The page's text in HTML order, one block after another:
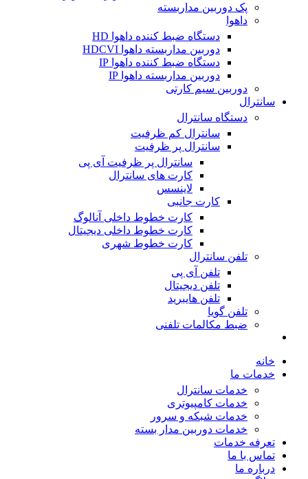
پک دوربین مداربسته
داهوا
دستگاه ضبط کننده داهوا HD
دوربین مداربسته داهوا HDCVI
دستگاه ضبط کننده داهوا IP
دوربین مداربسته داهوا IP
دوربین سیم کارتی
سانترال
دستگاه سانترال
سانترال کم ظرفیت
سانترال پر ظرفیت
سانترال پر ظرفیت آی پی
کارت های سانترال
لاینسس
کارت جانبی
کارت خطوط داخلی آنالوگ
کارت خطوط داخلی دیجیتال
کارت خطوط شهری
تلفن سانترال
تلفن آی پی
تلفن دیجیتال
تلفن هایبرید
تلفن گویا
ضبط مکالمات تلفنی
خانه
خدمات ما
خدمات سانترال
خدمات کامپیوتری
خدمات شبکه و سرور
خدمات دوربین مدار بسته
تعرفه خدمات
تماس با ما
درباره ما